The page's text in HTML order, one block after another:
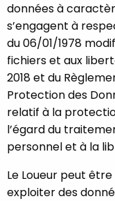
données à
s’engagent à
du 06/01/1978
fichiers et aux
2018 et du
Protection des
relatif à la
l’égard du
personnel et à la
Le Loueur peut
exploiter des